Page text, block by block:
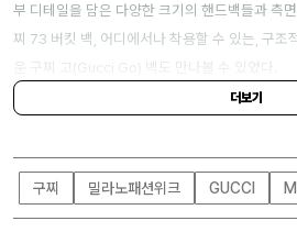
부 디테일을 담은 다양한 크기의 핸드백들과 측
찌 73 버킷 백, 어디에서나 착용할 수 있는, 구조
운 구찌 고(Gucci Go) 백도 만나볼 수 있었다.
더보기
구찌 밀라노패션위크 GUCCI